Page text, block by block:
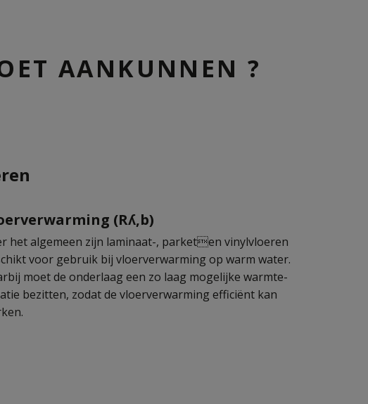
AANKUNNEN ?
(Rʎ,b)
het algemeen zijn laminaat-, parketen vinylvloeren
voor gebruik bij vloerverwarming op warm water.
moet de onderlaag een zo laag mogelijke warmte-
bezitten, zodat de vloerverwarming efficiënt kan